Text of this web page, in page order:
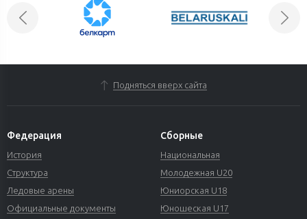
Подняться вверх сайта
Федерация
История
Структура
Ледовые арены
Официальные документы
Сборные
Национальная
Молодежная U20
Юниорская U18
Юношеская U17